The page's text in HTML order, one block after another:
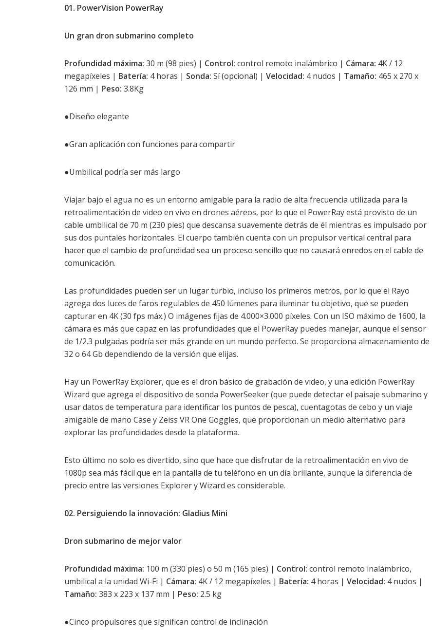
01. PowerVision PowerRay
Un gran dron submarino completo
Profundidad máxima: 30 m (98 pies) | Control: control remoto inalámbrico | Cámara: 4K / 12
megapíxeles | Batería: 4 horas | Sonda: Sí (opcional) | Velocidad: 4 nudos | Tamaño: 465 x 270 x
126 mm | Peso: 3.8Kg
●Diseño elegante
●Gran aplicación con funciones para compartir
●Umbilical podría ser más largo
Viajar bajo el agua no es un entorno amigable para la radio de alta frecuencia utilizada para la
retroalimentación de video en vivo en drones aéreos, por lo que el PowerRay está provisto de un
cable umbilical de 70 m (230 pies) que descansa suavemente detrás de él mientras es impulsado por
sus dos puntales horizontales. El cuerpo también cuenta con un propulsor vertical central para
hacer que el cambio de profundidad sea un proceso sencillo que no causará enredos en el cable de
comunicación.
Las profundidades pueden ser un lugar turbio, incluso los primeros metros, por lo que el Rayo
agrega dos luces de faros regulables de 450 lúmenes para iluminar tu objetivo, que se pueden
capturar en 4K (30 fps máx.) O imágenes fijas de 4.000×3.000 píxeles. Con un ISO máximo de 1600, la
cámara es más que capaz en las profundidades que el PowerRay puedes manejar, aunque el sensor
de 1/2.3 pulgadas podría ser más grande en un mundo perfecto. Se proporciona almacenamiento de
32 o 64 Gb dependiendo de la versión que elijas.
Hay un PowerRay Explorer, que es el dron básico de grabación de video, y una edición PowerRay
Wizard que agrega el dispositivo de sonda PowerSeeker (que puede detectar el paisaje submarino y
usar datos de temperatura para identificar los puntos de pesca), cuentagotas de cebo y un viaje
amigable de mano Case y Zeiss VR One Goggles, que proporcionan un medio alternativo para
explorar las profundidades desde la plataforma.
Esto último no solo es divertido, sino que hace que disfrutar de la retroalimentación en vivo de
1080p sea más fácil que en la pantalla de tu teléfono en un día brillante, aunque la diferencia de
precio entre las versiones Explorer y Wizard es considerable.
02. Persiguiendo la innovación: Gladius Mini
Dron submarino de mejor valor
Profundidad máxima: 100 m (330 pies) o 50 m (165 pies) | Control: control remoto inalámbrico,
umbilical a la unidad Wi-Fi | Cámara: 4K / 12 megapíxeles | Batería: 4 horas | Velocidad: 4 nudos |
Tamaño: 383 x 223 x 137 mm | Peso: 2.5 kg
●Cinco propulsores que significan control de inclinación